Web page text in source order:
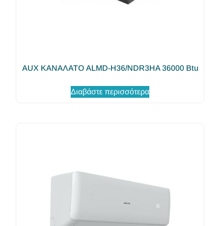
AUX ΚΑΝΑΛΑΤΟ ALMD-H36/NDR3HA 36000 Btu
Διαβάστε περισσότερα